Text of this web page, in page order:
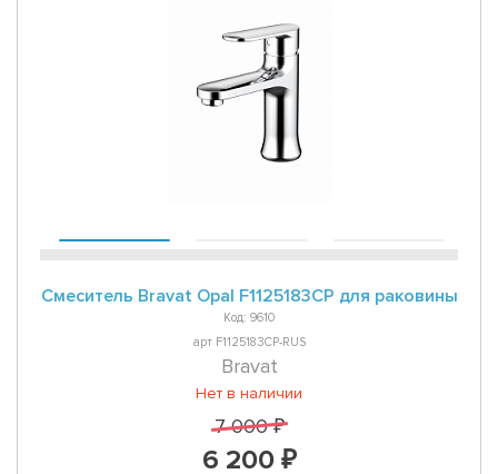
Смеситель Bravat Opal F1125183CP для раковины
Код: 9610
арт F1125183CP-RUS
Bravat
Нет в наличии
7 000 ₽
6 200 ₽